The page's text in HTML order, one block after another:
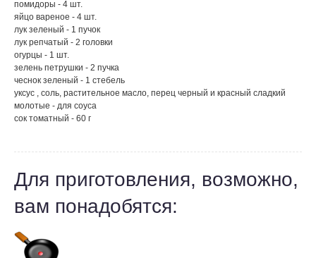
помидоры - 4 шт.
яйцо вареное - 4 шт.
лук зеленый - 1 пучок
лук репчатый - 2 головки
огурцы - 1 шт.
зелень петрушки - 2 пучка
чеснок зеленый - 1 стебель
уксус , соль, растительное масло, перец черный и красный сладкий
молотые - для соуса
сок томатный - 60 г
Для приготовления, возможно,
вам понадобятся: